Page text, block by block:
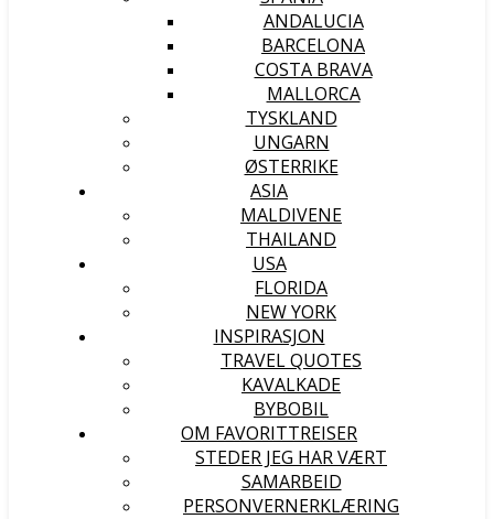
ANDALUCIA
BARCELONA
COSTA BRAVA
MALLORCA
TYSKLAND
UNGARN
ØSTERRIKE
ASIA
MALDIVENE
THAILAND
USA
FLORIDA
NEW YORK
INSPIRASJON
TRAVEL QUOTES
KAVALKADE
BYBOBIL
OM FAVORITTREISER
STEDER JEG HAR VÆRT
SAMARBEID
PERSONVERNERKLÆRING